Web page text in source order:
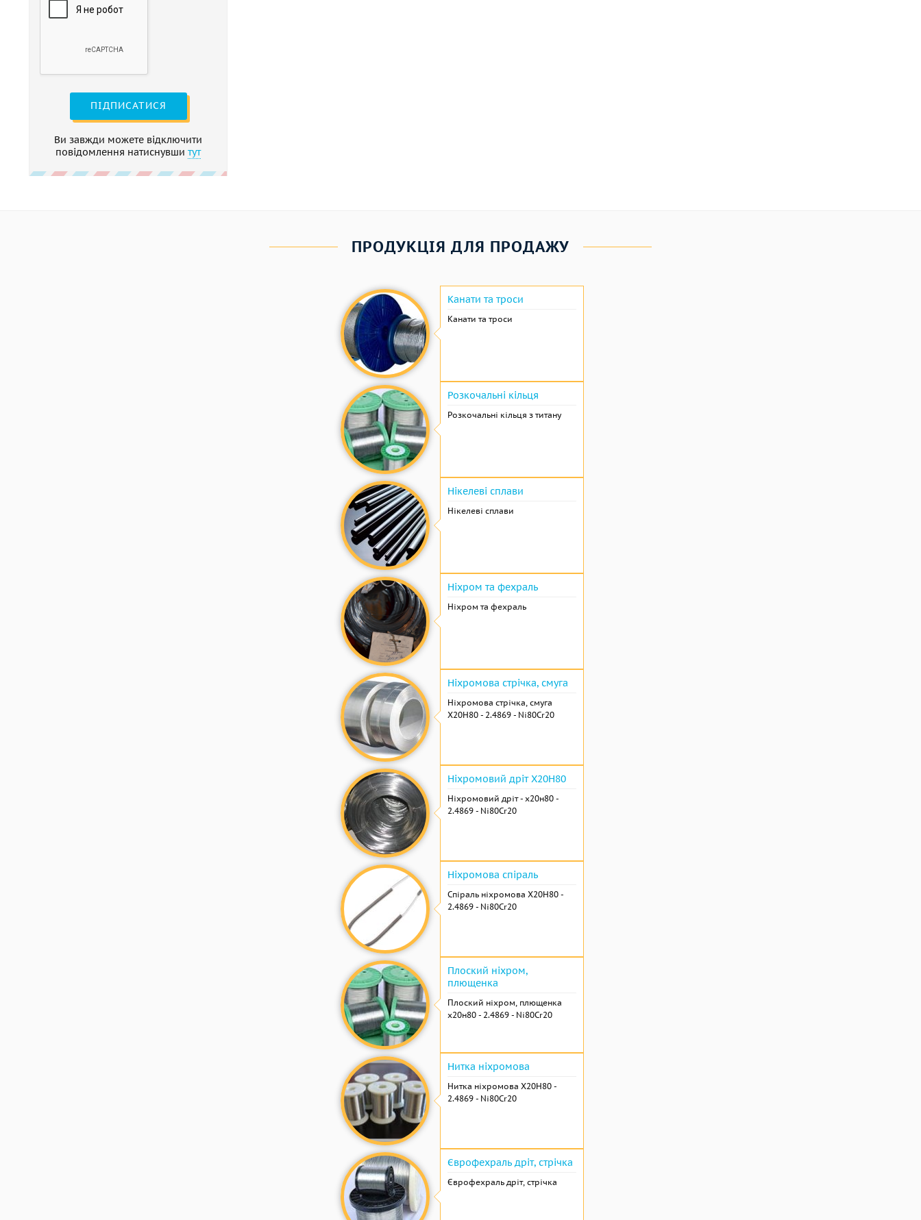
ПІДПИСАТИСЯ
Ви завжди можете відключити
повідомлення натиснувши тут
ПРОДУКЦІЯ ДЛЯ ПРОДАЖУ
Канати та троси
Канати та троси
Розкочальні кільця
Розкочальні кільця з титану
Нікелеві сплави
Нікелеві сплави
Ніхром та фехраль
Ніхром та фехраль
Ніхромова стрічка, смуга
Ніхромова стрічка, смуга
Х20Н80 - 2.4869 - Ni80Cr20
Ніхромовий дріт Х20Н80
Ніхромовий дріт - х20н80 -
2.4869 - Ni80Cr20
Ніхромова спіраль
Спіраль ніхромова Х20Н80 -
2.4869 - Ni80Cr20
Плоский ніхром,
плющенка
Плоский ніхром, плющенка
х20н80 - 2.4869 - Ni80Cr20
Нитка ніхромова
Нитка ніхромова Х20Н80 -
2.4869 - Ni80Cr20
Єврофехраль дріт, стрічка
Єврофехраль дріт, стрічка